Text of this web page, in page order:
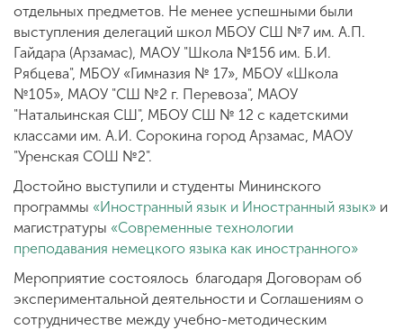
отдельных предметов. Не менее успешными были
выступления делегаций школ МБОУ СШ №7 им. А.П.
Гайдара (Арзамас), МАОУ "Школа №156 им. Б.И.
Рябцева", МБОУ «Гимназия № 17», МБОУ «Школа
№105», МАОУ "СШ №2 г. Перевоза", МАОУ
"Натальинская СШ", МБОУ СШ № 12 с кадетскими
классами им. А.И. Сорокина город Арзамас, МАОУ
"Уренская СОШ №2".
Достойно выступили и студенты Мининского
программы «Иностранный язык и Иностранный язык» и
магистратуры «Современные технологии
преподавания немецкого языка как иностранного»
Мероприятие состоялось благодаря Договорам об
экспериментальной деятельности и Соглашениям о
сотрудничестве между учебно-методическим